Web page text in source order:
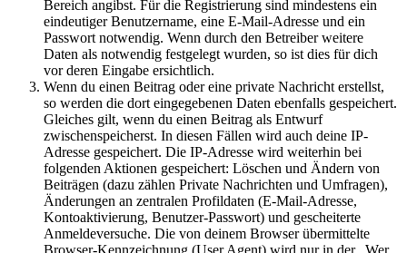
Bereich angibst. Für die Registrierung sind mindestens ein
eindeutiger Benutzername, eine E-Mail-Adresse und ein
Passwort notwendig. Wenn durch den Betreiber weitere
Daten als notwendig festgelegt wurden, so ist dies für dich
vor deren Eingabe ersichtlich.
Wenn du einen Beitrag oder eine private Nachricht erstellst,
so werden die dort eingegebenen Daten ebenfalls gespeichert.
Gleiches gilt, wenn du einen Beitrag als Entwurf
zwischenspeicherst. In diesen Fällen wird auch deine IP-
Adresse gespeichert. Die IP-Adresse wird weiterhin bei
folgenden Aktionen gespeichert: Löschen und Ändern von
Beiträgen (dazu zählen Private Nachrichten und Umfragen),
Änderungen an zentralen Profildaten (E-Mail-Adresse,
Kontoaktivierung, Benutzer-Passwort) und gescheiterte
Anmeldeversuche. Die von deinem Browser übermittelte
Browser-Kennzeichnung (User Agent) wird nur in der „Wer